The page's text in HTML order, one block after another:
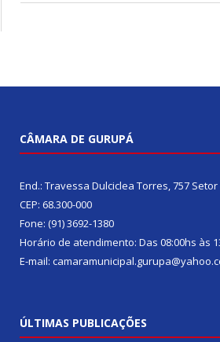
CÂMARA DE GURUPÁ
End.: Travessa Dulciclea Torres, 757
CEP: 68.300-000
Fone: (91) 3692-1380
Horário de atendimento: Das 08:00hs às
E-mail:
ÚLTIMAS PUBLICAÇÕES